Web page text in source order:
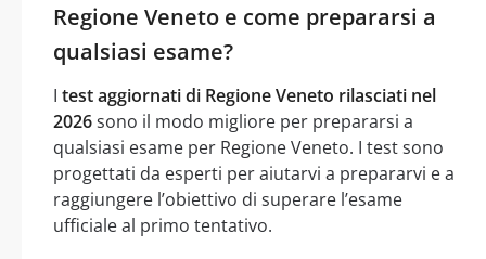
Regione Veneto e come prepararsi a
qualsiasi esame?
I test aggiornati di Regione Veneto rilasciati nel
2026sono il modo migliore per prepararsi a
qualsiasi esame per Regione Veneto. I test sono
progettati da esperti per aiutarvi a prepararvi e a
raggiungere l’obiettivo di superare l’esame
ufficiale al primo tentativo.